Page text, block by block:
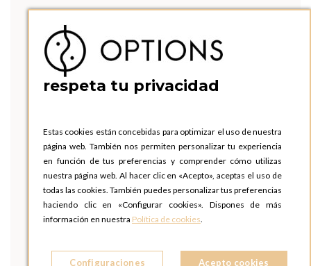
respeta tu privacidad
Estas cookies están concebidas para optimizar el uso de nuestra
página web. También nos permiten personalizar tu experiencia
en función de tus preferencias y comprender cómo utilizas
nuestra página web. Al hacer clic en «Acepto», aceptas el uso de
todas las cookies. También puedes personalizar tus preferencias
haciendo clic en «Configurar cookies». Dispones de más
información en nuestra Política de cookies.
Configuraciones Acepto cookies